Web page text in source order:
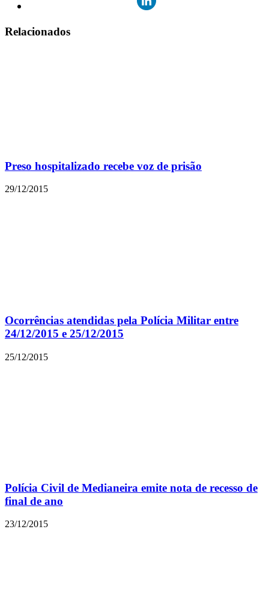
Relacionados
Preso hospitalizado recebe voz de prisão
29/12/2015
Ocorrências atendidas pela Polícia Militar entre
24/12/2015 e 25/12/2015
25/12/2015
Polícia Civil de Medianeira emite nota de recesso de
final de ano
23/12/2015